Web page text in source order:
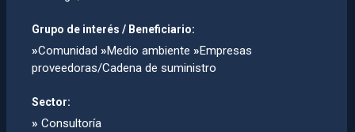
Grupo de interés / Beneficiario:
»Comunidad »Medio ambiente »Empresas
proveedoras/Cadena de suministro
Sector:
» Consultoría